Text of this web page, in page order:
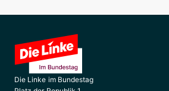
Die Linke im Bundestag